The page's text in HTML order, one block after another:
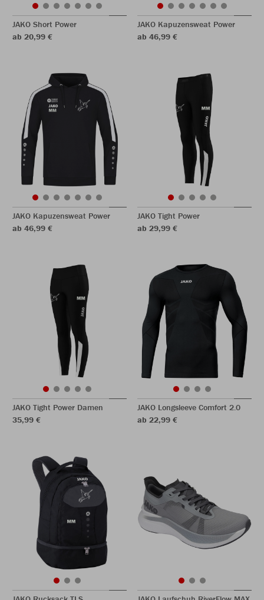
JAKO Short Power
ab 20,99 €
JAKO Kapuzensweat Power
ab 46,99 €
JAKO Kapuzensweat Power
ab 46,99 €
JAKO Tight Power
ab 29,99 €
JAKO Tight Power Damen
35,99 €
JAKO Longsleeve Comfort 2.0
ab 22,99 €